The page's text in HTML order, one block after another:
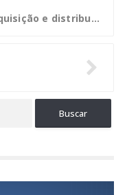
CGU avalia política de aquisição e distribuição de medicamentos no Sistema Único de Saúde